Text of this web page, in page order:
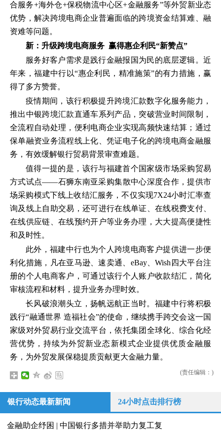
合服务+海外仓+保税物流中心区+金融服务”等外贸新业态
优势，解决跨境电商企业普遍面临的跨境资金结算难、融
资难等问题。
新：升级跨境电商服务 赢得惠企利民“新赞点”
服务好客户需求是践行金融报国为民的底层逻辑。近
年来，福建中行以“惠企利民，精准施策”的有力措施，赢
得了多方赞誉。
疫情期间，该行积极提升跨境汇款数字化服务能力，
推出中银跨境汇款直通车系列产品，突破营业时间限制，
全流程自动处理，便利电商企业实现高频快速结算；通过
保单融资业务流程线上化、凭证电子化的跨境电商金融服
务，有效缓解银行贸易背景审查难题。
值得一提的是，该行与福建首个国家级市场采购贸易
方式试点——石狮东南亚采购集散中心深度合作，提供市
场采购模式下线上收结汇服务，不仅实现7X24小时汇率查
询及线上自助交易，还可进行在线单证、在线税费支付、
在线供应链、在线预约开户等业务办理，大大提高便捷性
和及时性。
此外，福建中行也为个人跨境电商客户提供进一步便
利化措施，凡在亚马逊、速卖通、eBay、Wish四大平台注
册的个人电商客户，可通过该行个人账户收款结汇，简化
审核流程和材料，提升业务办理时效。
长风破浪潮头立，扬帆远航正当时。福建中行将积极
践行“融通世界 造福社会”的使命，继续携手跨交会这一国
家级对外贸易行业交流平台，依托集团全球化、综合化经
营优势，持续为外贸新业态新模式企业提供优质金融服
务，为外贸发展保稳提质贡献更大金融力量。
(责任编辑：)
银行动态最新新闻 24小时点击排行榜
金融助企纾困 | 中国银行多措并举助力复工复